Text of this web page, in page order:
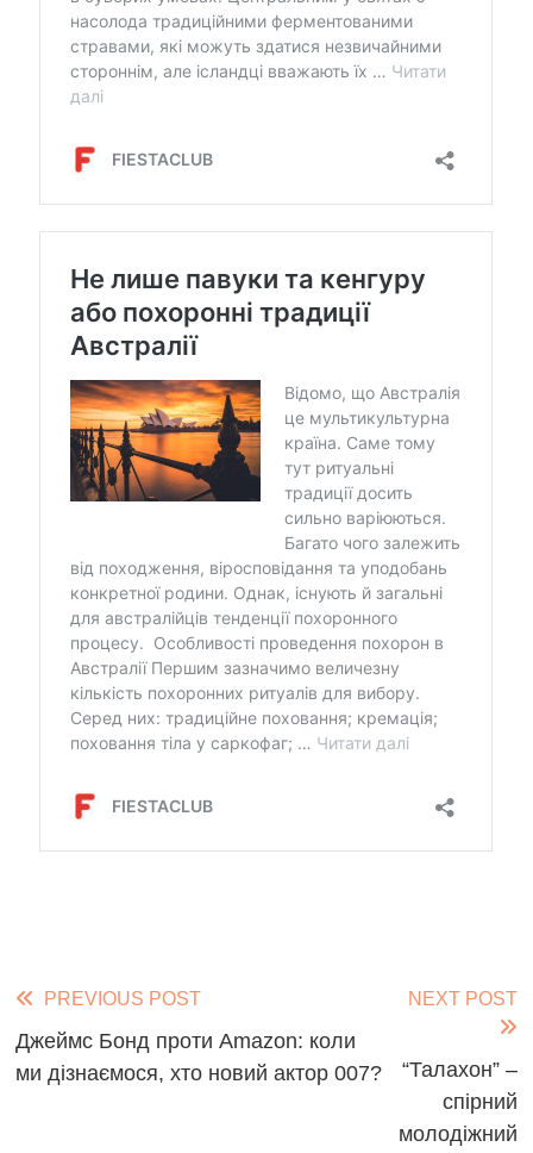
Read
more
articles
PREVIOUS POST
Джеймс Бонд проти Amazon: коли
ми дізнаємося, хто новий актор 007?
NEXT POST
“Талахон” –
спірний
молодіжний